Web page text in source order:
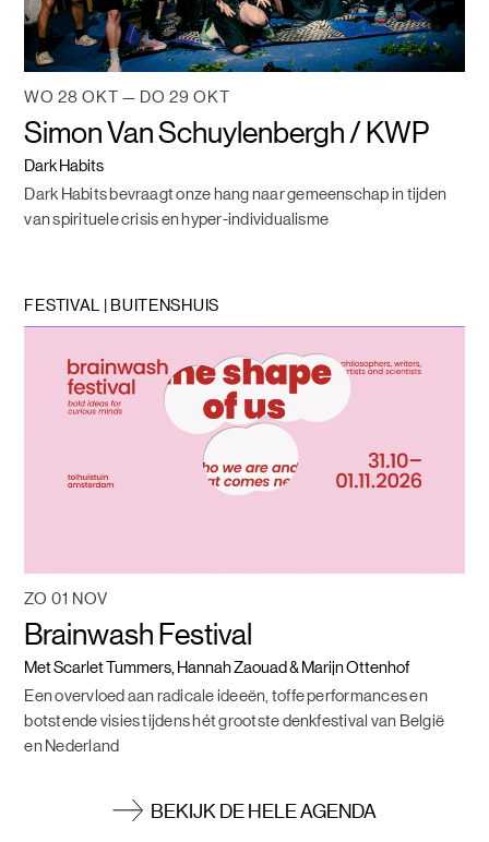
WO 28 OKT — DO 29 OKT
Simon Van Schuylenbergh / KWP
Dark Habits
Dark Habits bevraagt onze hang naar gemeenschap in tijden
van spirituele crisis en hyper-individualisme
FESTIVAL | BUITENSHUIS
ZO 01 NOV
Brainwash Festival
Met Scarlet Tummers, Hannah Zaouad & Marijn Ottenhof
Een overvloed aan radicale ideeën, toffe performances en
botstende visies tijdens hét grootste denkfestival van België
en Nederland
BEKIJK DE HELE AGENDA